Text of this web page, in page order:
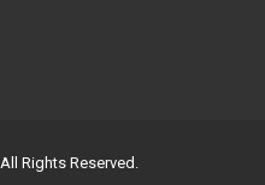
. All Rights Reserved.